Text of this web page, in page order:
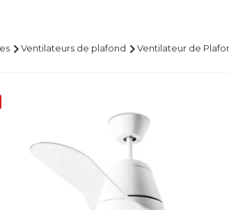
Ventilateurs de plafond Ventilateur de